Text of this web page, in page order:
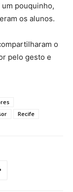
pouquinho,
os alunos.
o
pelo gesto e
Recife